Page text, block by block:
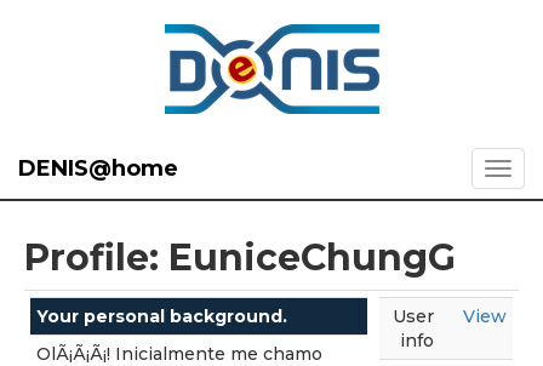
DENIS@home
Profile: EuniceChungG
Your personal background.
OlÃ¡Ã¡Ã¡! Inicialmente me chamo
User
info
View